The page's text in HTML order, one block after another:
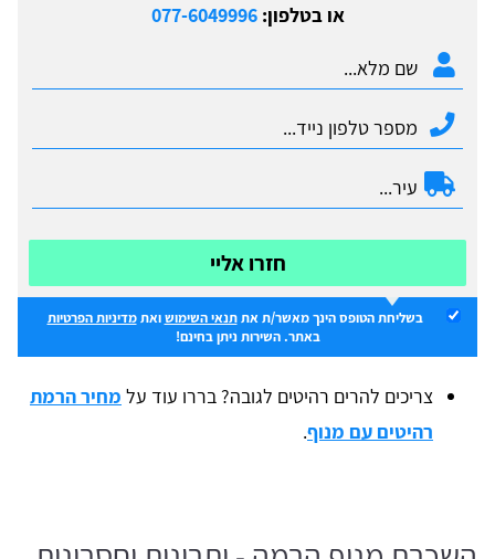
או בטלפון:077-6049996
חזרו אליי
בשליחת הטופס הינך מאשר/ת אתתנאי השימושואתמדיניות הפרטיות
באתר. השירות ניתן בחינם!
צריכים להרים רהיטים לגובה? בררו עוד על מחיר הרמת
רהיטים עם מנוף.